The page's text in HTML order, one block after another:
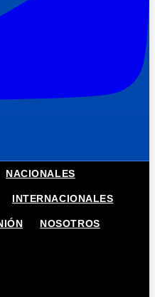
NACIONALES
INTERNACIONALES
NOSOTROS